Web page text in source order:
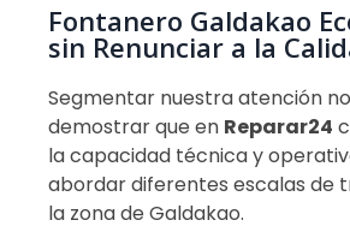
Fontanero Galdakao
sin Renunciar a la
Segmentar nuestra atención
demostrar que en Reparar24
la capacidad técnica y
abordar diferentes escalas de
la zona de Galdakao.